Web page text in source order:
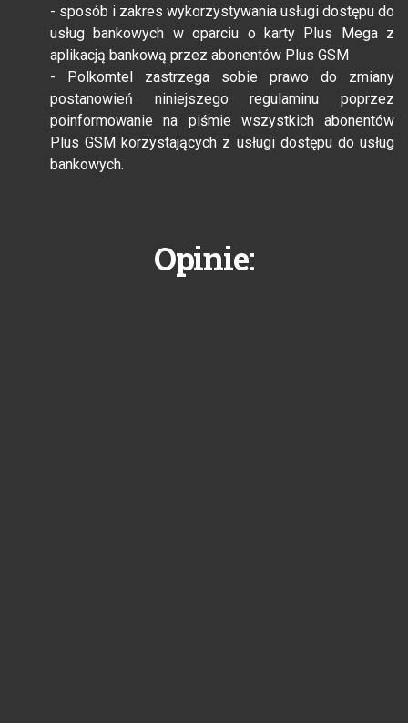
- sposób i zakres wykorzystywania usługi dostępu do
usług bankowych w oparciu o karty Plus Mega z
aplikacją bankową przez abonentów Plus GSM
- Polkomtel zastrzega sobie prawo do zmiany
postanowień niniejszego regulaminu poprzez
poinformowanie na piśmie wszystkich abonentów
Plus GSM korzystających z usługi dostępu do usług
bankowych.
Opinie: